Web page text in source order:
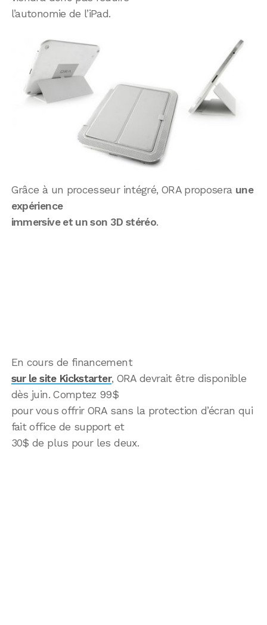
l’autonomie de l’iPad.
Grâce à un processeur intégré, ORA proposera une
expérience
immersive et un son 3D stéréo.
En cours de financement
sur le site Kickstarter, ORA devrait être disponible
dès juin. Comptez 99$
pour vous offrir ORA sans la protection d’écran qui
fait office de support et
30$ de plus pour les deux.